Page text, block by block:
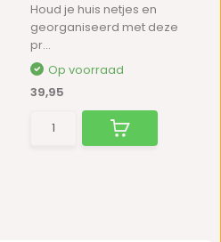
Houd je huis netjes en
georganiseerd met deze
pr...
Op voorraad
39,95